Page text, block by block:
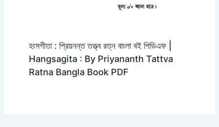
হংসগীতা : প্রিয়নন্ত তত্ত্ব রত্ন বাংলা বই পিডিএফ |
Hangsagita : By Priyananth Tattva
Ratna Bangla Book PDF